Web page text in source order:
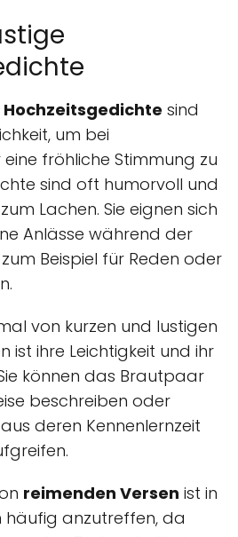
sind
um bei
fröhliche Stimmung zu
sind oft humorvoll und
Lachen. Sie eignen sich
Anlässe während der
Beispiel für Reden oder
von kurzen und lustigen
ist ihre Leichtigkeit und ihr
können das Brautpaar
beschreiben oder
deren Kennenlernzeit
reimenden Versen ist in
häufig anzutreffen, da